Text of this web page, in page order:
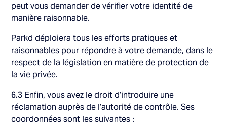
peut vous demander de vérifier votre identité de
manière raisonnable.
Parkd déploiera tous les efforts pratiques et
raisonnables pour répondre à votre demande, dans le
respect de la législation en matière de protection de
la vie privée.
6.3 Enfin, vous avez le droit d’introduire une
réclamation auprès de l’autorité de contrôle. Ses
coordonnées sont les suivantes :